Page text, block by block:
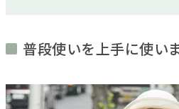
普段使いを上手に使い